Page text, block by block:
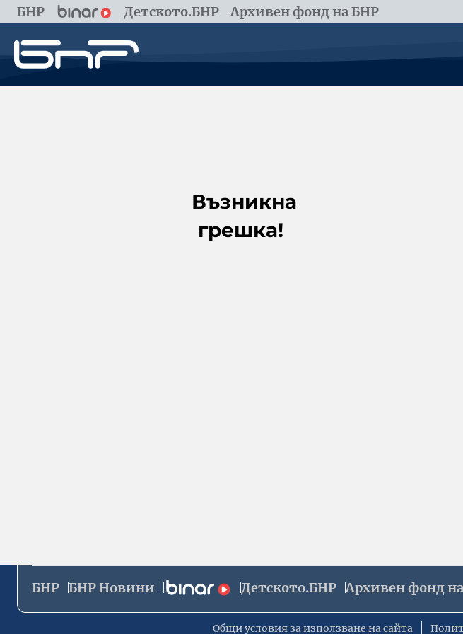
БНР Детското.БНР Архивен фонд на БНР
Възникна
грешка!
БНР БНР Новини Детското.БНР Архивен фонд
Общи условия за използване на сайта